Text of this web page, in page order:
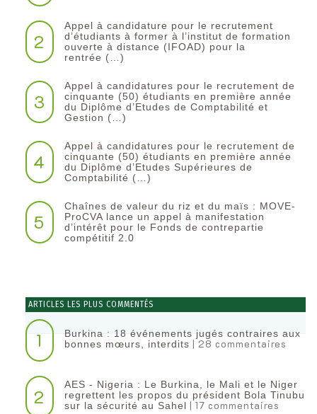
2
Appel à candidature pour le recrutement
d’étudiants à former à l’institut de formation
ouverte à distance (IFOAD) pour la
rentrée (…)
3
Appel à candidatures pour le recrutement de
cinquante (50) étudiants en première année
du Diplôme d’Etudes de Comptabilité et
Gestion (…)
4
Appel à candidatures pour le recrutement de
cinquante (50) étudiants en première année
du Diplôme d’Etudes Supérieures de
Comptabilité (…)
5
Chaînes de valeur du riz et du maïs : MOVE-
ProCVA lance un appel à manifestation
d’intérêt pour le Fonds de contrepartie
compétitif 2.0
ARTICLES LES PLUS COMMENTÉS
1
Burkina : 18 événements jugés contraires aux
bonnes mœurs, interdits | 28 commentaires
2
AES - Nigeria : Le Burkina, le Mali et le Niger
regrettent les propos du président Bola Tinubu
sur la sécurité au Sahel | 17 commentaires